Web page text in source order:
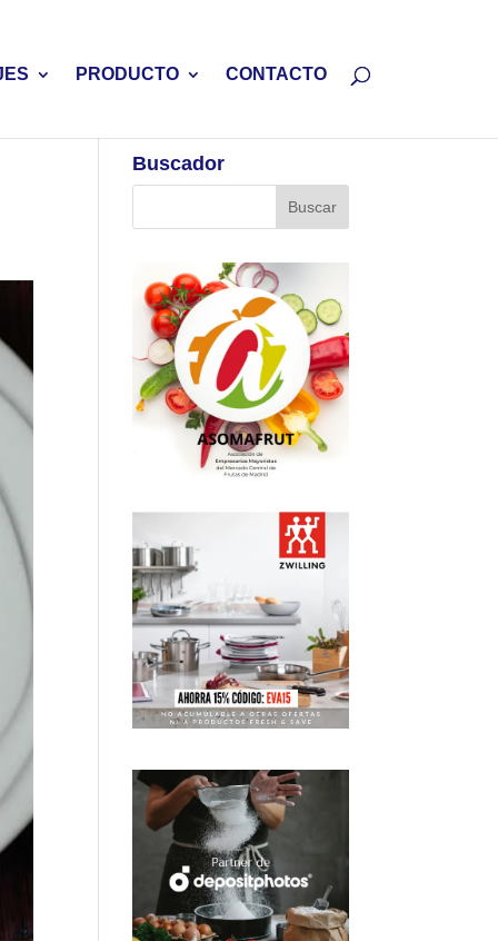
PRODUCTO CONTACTO
Buscador